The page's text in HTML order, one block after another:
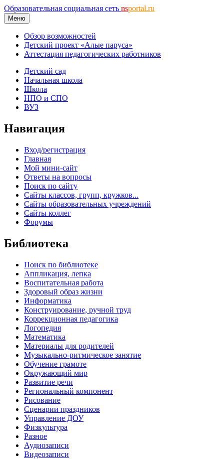
Образовательная социальная сеть nsportal.ru
Меню
Обзор возможностей
Детский проект «Алые паруса»
Аттестация педагогических работников
Детский сад
Начальная школа
Школа
НПО и СПО
ВУЗ
Навигация
Вход/регистрация
Главная
Мой мини-сайт
Ответы на вопросы
Поиск по сайту
Сайты классов, групп, кружков...
Сайты образовательных учреждений
Сайты коллег
Форумы
Библиотека
Поиск по библиотеке
Аппликация, лепка
Воспитательная работа
Здоровый образ жизни
Информатика
Конструирование, ручной труд
Коррекционная педагогика
Логопедия
Математика
Материалы для родителей
Музыкально-ритмическое занятие
Обучение грамоте
Окружающий мир
Развитие речи
Региональный компонент
Рисование
Сценарии праздников
Управление ДОУ
Физкультура
Разное
Аудиозаписи
Видеозаписи